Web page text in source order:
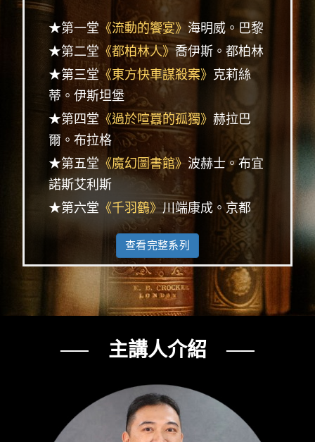
★第一堂 《流動的饗宴》 海明威。巴黎
★第二堂 《都柏林人》喬伊斯。都柏林
★第三堂 《東方快車謀殺案》 克莉絲
蒂。伊斯坦堡
★第四堂 《過於喧囂的孤獨》 赫拉巴
爾。布拉格
★第五堂 《魔幻圖書館》 波赫士。布宜
諾斯艾利斯
★第六堂 《千羽鶴》川端康成。京都
查看完整系列
── 主講人介紹 ──